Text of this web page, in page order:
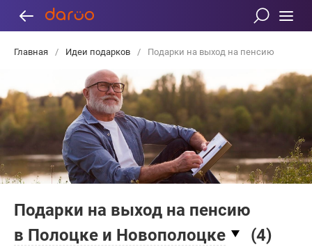
Главная / Идеи подарков / Подарки на выход на пенсию
Подарки на выход на пенсию
в Полоцке и Новополоцке
(4)